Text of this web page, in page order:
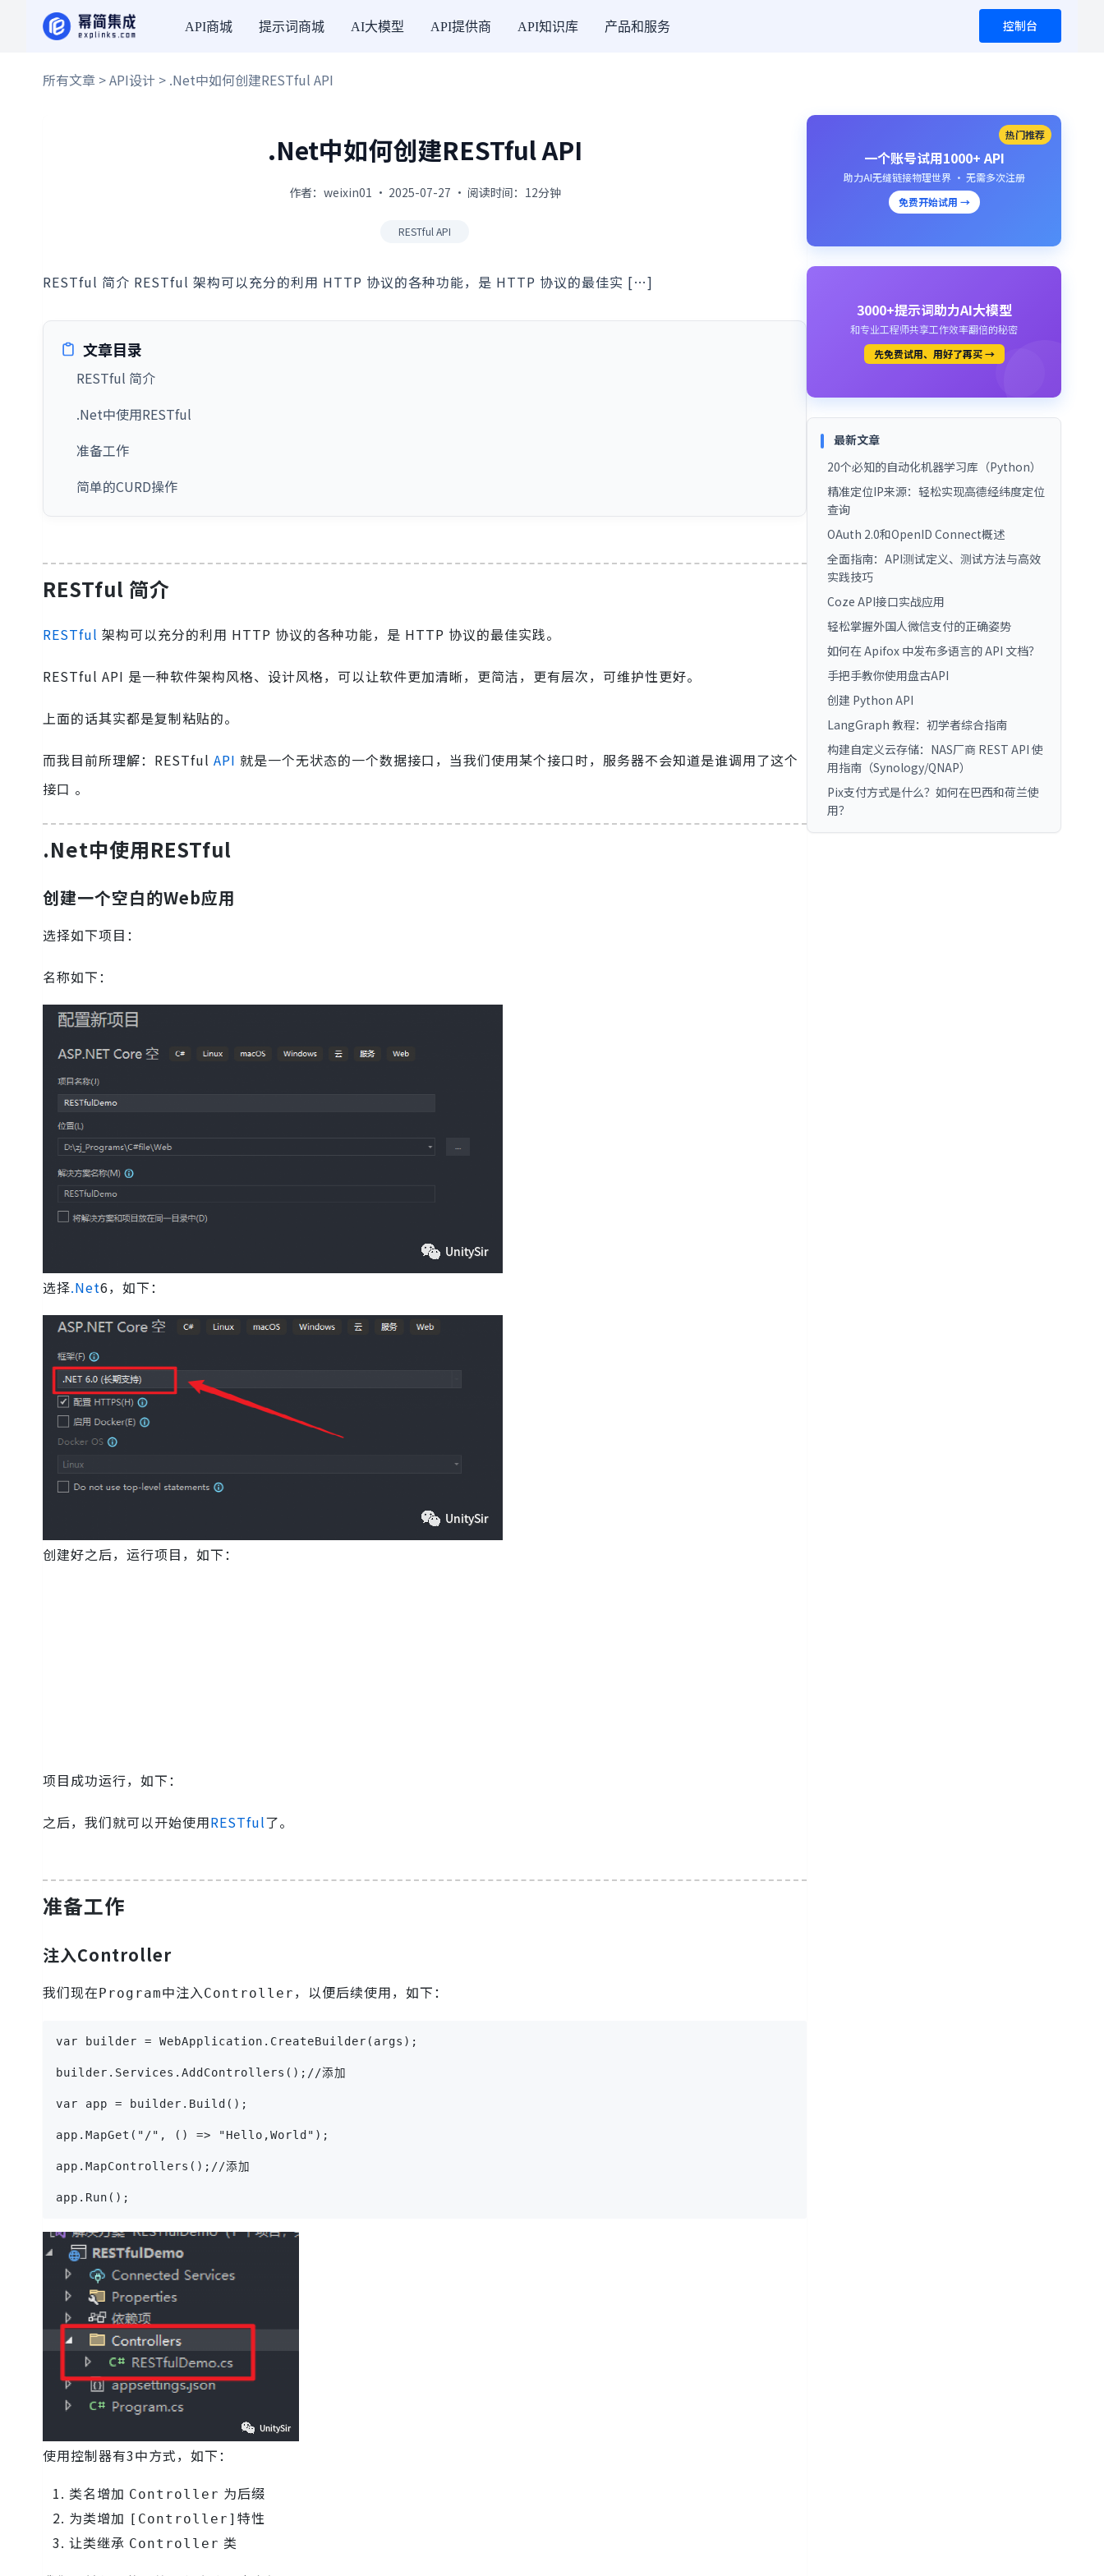
API商城 提示词商城 AI大模型 API提供商 API知识库 产品和服务 控制台
所有文章 >API设计 > .Net中如何创建RESTful API
.Net中如何创建RESTful API
作者：weixin01 · 2025-07-27 · 阅读时间：12分钟
RESTful API
RESTful 简介 RESTful 架构可以充分的利用 HTTP 协议的各种功能，是 HTTP 协议的最佳实 […]
文章目录
RESTful 简介
.Net中使用RESTful
准备工作
简单的CURD操作
RESTful 简介
RESTful 架构可以充分的利用 HTTP 协议的各种功能，是 HTTP 协议的最佳实践。
RESTful API 是一种软件架构风格、设计风格，可以让软件更加清晰，更简洁，更有层次，可维护性更好。
上面的话其实都是复制粘贴的。
而我目前所理解：RESTful API 就是一个无状态的一个数据接口，当我们使用某个接口时，服务器不会知道是谁调用了这个
接口 。
.Net中使用RESTful
创建一个空白的Web应用
选择如下项目：
名称如下：
选择.Net6，如下：
创建好之后，运行项目，如下：
项目成功运行，如下：
之后，我们就可以开始使用RESTful了。
准备工作
注入Controller
我们现在Program中注入 Controller ，以便后续使用，如下：
var builder = WebApplication.CreateBuilder(args);
builder.Services.AddControllers();//添加
var app = builder.Build();
app.MapGet("/", () => "Hello,World");
app.MapControllers();//添加
app.Run();
使用控制器有3中方式，如下：
类名增加 Controller 为后缀
为类增加 [Controller] 特性
让类继承 Controller 类
热门推荐
一个账号试用1000+ API
助力AI无缝链接物理世界 · 无需多次注册
免费开始试用 →
3000+提示词助力AI大模型
和专业工程师共享工作效率翻倍的秘密
先免费试用、用好了再买 →
最新文章
20个必知的自动化机器学习库（Python）
精准定位IP来源：轻松实现高德经纬度定位
查询
OAuth 2.0和OpenID Connect概述
全面指南：API测试定义、测试方法与高效
实践技巧
Coze API接口实战应用
轻松掌握外国人微信支付的正确姿势
如何在 Apifox 中发布多语言的 API 文档？
手把手教你使用盘古API
创建 Python API
LangGraph 教程：初学者综合指南
构建自定义云存储：NAS厂商 REST API 使
用指南（Synology/QNAP）
Pix支付方式是什么？如何在巴西和荷兰使
用？